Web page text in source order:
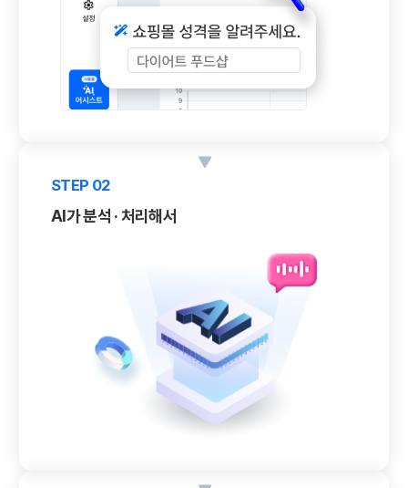
STEP 02
AI가 분석 · 처리해서